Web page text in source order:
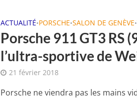
ACTUALITÉ•PORSCHE•SALON DE GENÈVE•
Porsche 911 GT3 RS
l’ultra-sportive de
21 février 2018
Porsche ne viendra pas les mains